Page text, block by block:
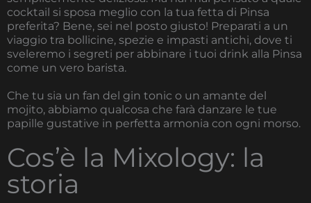
cocktail si sposa meglio con la tua fetta di Pinsa
preferita? Bene, sei nel posto giusto! Preparati a un
viaggio tra bollicine, spezie e impasti antichi, dove ti
sveleremo i segreti per abbinare i tuoi drink alla Pinsa
come un vero barista.
Che tu sia un fan del gin tonic o un amante del
mojito, abbiamo qualcosa che farà danzare le tue
papille gustative in perfetta armonia con ogni morso.
Cos’è la Mixology: la
storia